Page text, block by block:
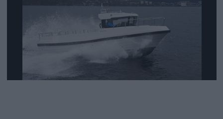
Video
Logg inn